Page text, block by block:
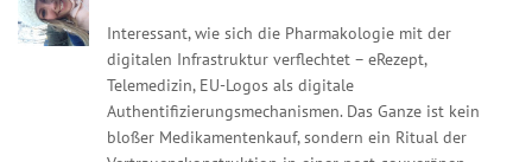
Interessant, wie sich die Pharmakologie mit der
digitalen Infrastruktur verflechtet – eRezept,
Telemedizin, EU-Logos als digitale
Authentifizierungsmechanismen. Das Ganze ist kein
bloßer Medikamentenkauf, sondern ein Ritual der